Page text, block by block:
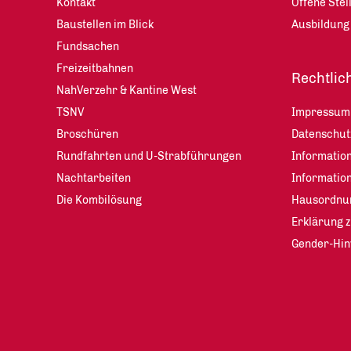
Kontakt
Baustellen im Blick
Fundsachen
Freizeitbahnen
NahVerzehr & Kantine West
TSNV
Broschüren
Rundfahrten und U-Strabführungen
Nachtarbeiten
Die Kombilösung
Offene
Ausbildung
Impressum
Erklärung
Gender-